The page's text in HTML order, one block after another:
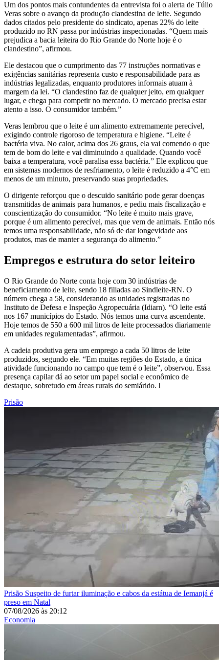
Um dos pontos mais contundentes da entrevista foi o alerta de Túlio
Veras sobre o avanço da produção clandestina de leite. Segundo
dados citados pelo presidente do sindicato, apenas 22% do leite
produzido no RN passa por indústrias inspecionadas. “Quem mais
prejudica a bacia leiteira do Rio Grande do Norte hoje é o
clandestino”, afirmou.
Ele destacou que o cumprimento das 77 instruções normativas e
exigências sanitárias representa custo e responsabilidade para as
indústrias legalizadas, enquanto produtores informais atuam à
margem da lei. “O clandestino faz de qualquer jeito, em qualquer
lugar, e chega para competir no mercado. O mercado precisa estar
atento a isso. O consumidor também.”
Veras lembrou que o leite é um alimento extremamente perecível,
exigindo controle rigoroso de temperatura e higiene. “Leite é
bactéria viva. No calor, acima dos 26 graus, ela vai comendo o que
tem de bom do leite e vai diminuindo a qualidade. Quando você
baixa a temperatura, você paralisa essa bactéria.” Ele explicou que
em sistemas modernos de resfriamento, o leite é reduzido a 4°C em
menos de um minuto, preservando suas propriedades.
O dirigente reforçou que o descuido sanitário pode gerar doenças
transmitidas de animais para humanos, e pediu mais fiscalização e
conscientização do consumidor. “No leite é muito mais grave,
porque é um alimento perecível, mas que vem de animais. Então nós
temos uma responsabilidade, não só de dar longevidade aos
produtos, mas de manter a segurança do alimento.”
Empregos e estrutura do setor leiteiro
O Rio Grande do Norte conta hoje com 30 indústrias de
beneficiamento de leite, sendo 18 filiadas ao Sindleite-RN. O
número chega a 58, considerando as unidades registradas no
Instituto de Defesa e Inspeção Agropecuária (Idiarn). “O leite está
nos 167 municípios do Estado. Nós temos uma curva ascendente.
Hoje temos de 550 a 600 mil litros de leite processados diariamente
em unidades regulamentadas”, afirmou.
A cadeia produtiva gera um emprego a cada 50 litros de leite
produzidos, segundo ele. “Em muitas regiões do Estado, a única
atividade funcionando no campo que tem é o leite”, observou. Essa
presença capilar dá ao setor um papel social e econômico de
destaque, sobretudo em áreas rurais do semiárido. l
Prisão
Prisão Suspeito de furtar iluminação e cabos da estátua de Iemanjá é
preso em Natal
07/08/2026 às 20:12
Economia